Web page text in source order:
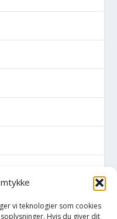
vi teknologier som cookies
Hvis du giver dit